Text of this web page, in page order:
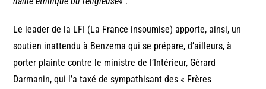
Le leader de la LFI (La France insoumise) apporte, ainsi, un
soutien inattendu à Benzema qui se prépare, d’ailleurs, à
porter plainte contre le ministre de l’Intérieur, Gérard
Darmanin, qui l’a taxé de sympathisant des « Frères